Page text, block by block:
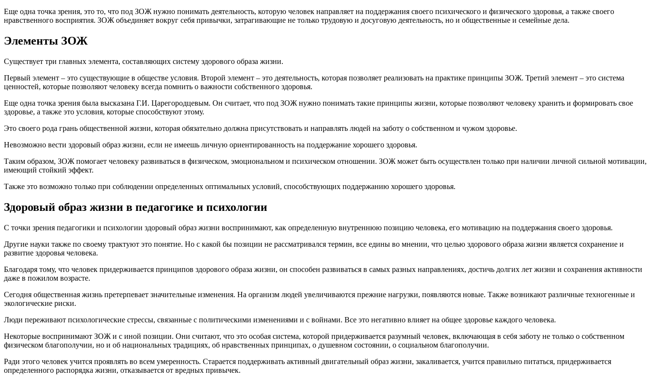
Еще одна точка зрения, это то, что под ЗОЖ нужно понимать деятельность, которую человек направляет на поддержания своего психического и физического здоровья, а также своего
нравственного восприятия. ЗОЖ объединяет вокруг себя привычки, затрагивающие не только трудовую и досуговую деятельность, но и общественные и семейные дела.
Элементы ЗОЖ
Существует три главных элемента, составляющих систему здорового образа жизни.
Первый элемент – это существующие в обществе условия. Второй элемент – это деятельность, которая позволяет реализовать на практике принципы ЗОЖ. Третий элемент – это система
ценностей, которые позволяют человеку всегда помнить о важности собственного здоровья.
Еще одна точка зрения была высказана Г.И. Царегородцевым. Он считает, что под ЗОЖ нужно понимать такие принципы жизни, которые позволяют человеку хранить и формировать свое
здоровье, а также это условия, которые способствуют этому.
Это своего рода грань общественной жизни, которая обязательно должна присутствовать и направлять людей на заботу о собственном и чужом здоровье.
Невозможно вести здоровый образ жизни, если не имеешь личную ориентированность на поддержание хорошего здоровья.
Таким образом, ЗОЖ помогает человеку развиваться в физическом, эмоциональном и психическом отношении. ЗОЖ может быть осуществлен только при наличии личной сильной мотивации,
имеющий стойкий эффект.
Также это возможно только при соблюдении определенных оптимальных условий, способствующих поддержанию хорошего здоровья.
Здоровый образ жизни в педагогике и психологии
С точки зрения педагогики и психологии здоровый образ жизни воспринимают, как определенную внутреннюю позицию человека, его мотивацию на поддержания своего здоровья.
Другие науки также по своему трактуют это понятие. Но с какой бы позиции не рассматривался термин, все едины во мнении, что целью здорового образа жизни является сохранение и
развитие здоровья человека.
Благодаря тому, что человек придерживается принципов здорового образа жизни, он способен развиваться в самых разных направлениях, достичь долгих лет жизни и сохранения активности
даже в пожилом возрасте.
Сегодня общественная жизнь претерпевает значительные изменения. На организм людей увеличиваются прежние нагрузки, появляются новые. Также возникают различные техногенные и
экологические риски.
Люди переживают психологические стрессы, связанные с политическими изменениями и с войнами. Все это негативно влияет на общее здоровье каждого человека.
Некоторые воспринимают ЗОЖ и с иной позиции. Они считают, что это особая система, которой придерживается разумный человек, включающая в себя заботу не только о собственном
физическом благополучии, но и об национальных традициях, об нравственных принципах, о душевном состоянии, о социальном благополучии.
Ради этого человек учится проявлять во всем умеренность. Старается поддерживать активный двигательный образ жизни, закаливается, учится правильно питаться, придерживается
определенного распорядка жизни, отказывается от вредных привычек.